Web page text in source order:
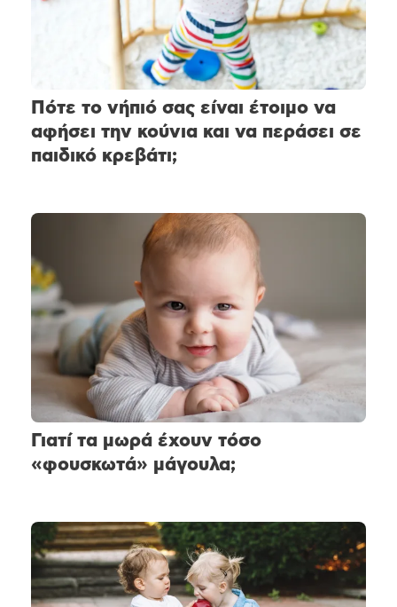
Πότε το νήπιό σας είναι έτοιμο να
αφήσει την κούνια και να περάσει σε
παιδικό κρεβάτι;
Γιατί τα μωρά έχουν τόσο
«φουσκωτά» μάγουλα;